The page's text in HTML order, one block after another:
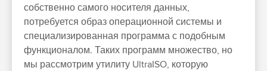
собственно самого носителя данных,
потребуется образ операционной системы и
специализированная программа с подобным
функционалом. Таких программ множество, но
мы рассмотрим утилиту UltraISO, которую